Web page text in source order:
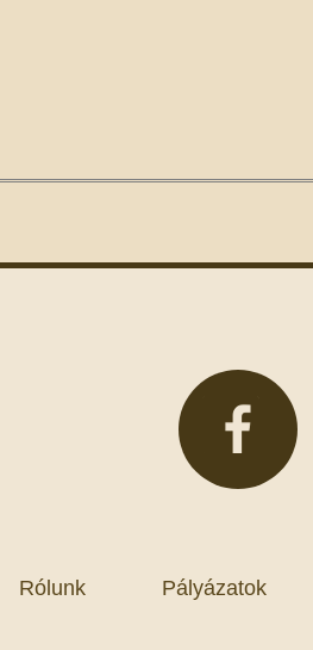
Rólunk Pályázatok